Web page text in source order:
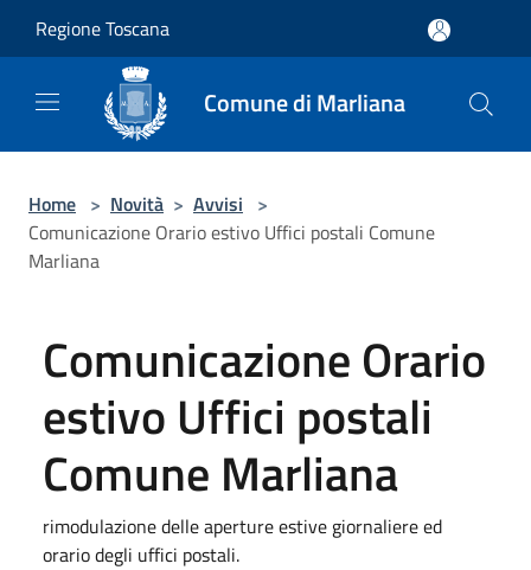
Regione Toscana
Comune di Marliana
Home > Novità > Avvisi >
Comunicazione Orario estivo Uffici postali Comune
Marliana
Comunicazione Orario
estivo Uffici postali
Comune Marliana
rimodulazione delle aperture estive giornaliere ed
orario degli uffici postali.